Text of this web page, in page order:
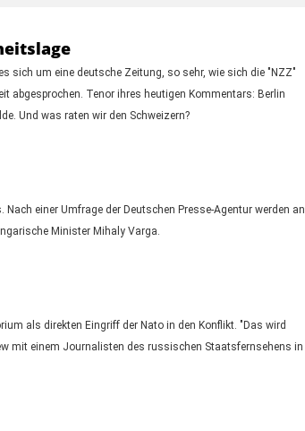
sich um eine deutsche Zeitung, so sehr, wie sich die "NZZ"
abgesprochen. Tenor ihres heutigen Kommentars: Berlin
Und was raten wir den Schweizern?
einer Umfrage der Deutschen Presse-Agentur werden an
Minister Mihaly Varga.
als direkten Eingriff der Nato in den Konflikt. "Das wird
mit einem Journalisten des russischen Staatsfernsehens in